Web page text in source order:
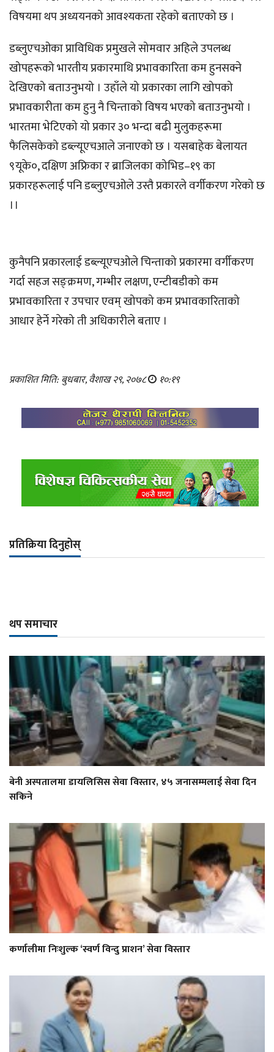
विषयमा थप अध्ययनको आवश्यकता रहेको बताएको छ ।
डब्लुएचओका प्राविधिक प्रमुखले सोमवार अहिले उपलब्ध
खोपहरूको भारतीय प्रकारमाथि प्रभावकारिता कम हुनसक्ने
देखिएको बताउनुभयो । उहाँले यो प्रकारका लागि खोपको
प्रभावकारीता कम हुनु नै चिन्ताको विषय भएको बताउनुभयो ।
भारतमा भेटिएको यो प्रकार ३० भन्दा बढी मुलुकहरूमा
फैलिसकेको डब्ल्यूएचआले जनाएको छ । यसबाहेक बेलायत
९यूके०, दक्षिण अफ्रिका र ब्राजिलका कोभिड–१९ का
प्रकारहरूलाई पनि डब्लुएचओले उस्तै प्रकारले वर्गीकरण गरेको छ
।।
कुनैपनि प्रकारलाई डब्ल्यूएचओले चिन्ताको प्रकारमा वर्गीकरण
गर्दा सहज सङ्क्रमण, गम्भीर लक्षण, एन्टीबडीको कम
प्रभावकारिता र उपचार एवम् खोपको कम प्रभावकारिताको
आधार हेर्ने गरेको ती अधिकारीले बताए ।
प्रकाशित मिति: बुधबार, वैशाख २९, २०७८ १०:१९
प्रतिक्रिया दिनुहोस्
थप समाचार
बेनी अस्पतालमा डायलिसिस सेवा विस्तार, ४५ जनासम्मलाई सेवा दिन
सकिने
कर्णालीमा निःशुल्क ‘स्वर्ण विन्दु प्राशन’ सेवा विस्तार